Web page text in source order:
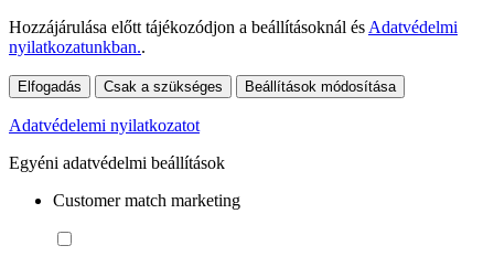
Hozzájárulása előtt tájékozódjon a beállításoknál és Adatvédelmi
nyilatkozatunkban..
Elfogadás Csak a szükséges Beállítások módosítása
Adatvédelemi nyilatkozatot
Egyéni adatvédelmi beállítások
Customer match marketing